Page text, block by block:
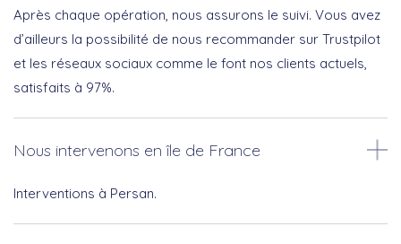
Après chaque opération, nous assurons le suivi. Vous avez
d’ailleurs la possibilité de nous recommander sur Trustpilot
et les réseaux sociaux comme le font nos clients actuels,
satisfaits à 97%.
Nous intervenons en île de France
Interventions à Persan.